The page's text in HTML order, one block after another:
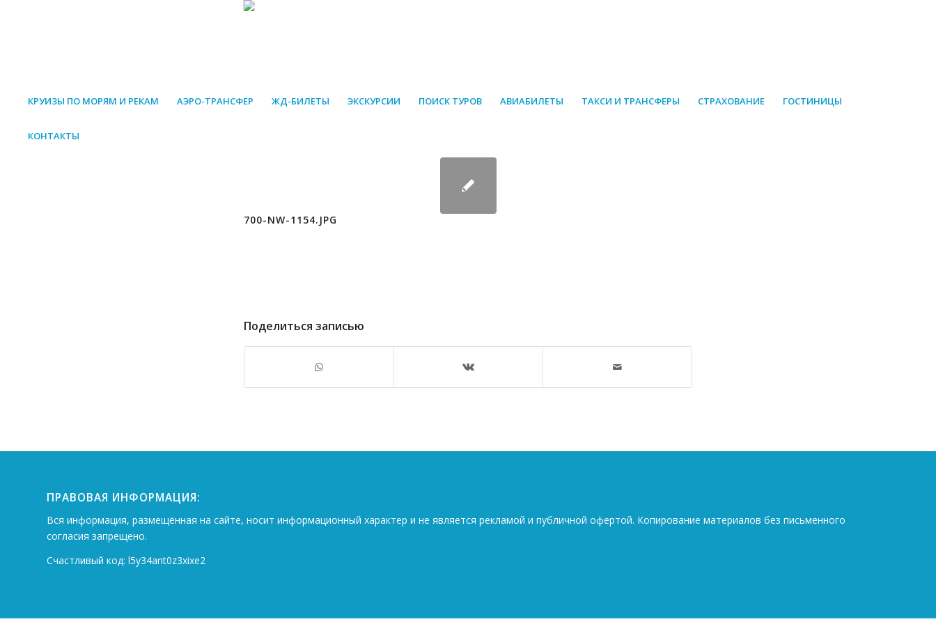
КРУИЗЫ ПО МОРЯМ И РЕКАМ АЭРО-ТРАНСФЕР ЖД-БИЛЕТЫ ЭКСКУРСИИ ПОИСК ТУРОВ АВИАБИЛЕТЫ ТАКСИ И ТРАНСФЕРЫ СТРАХОВАНИЕ ГОСТИНИЦЫ
КОНТАКТЫ
700-NW-1154.JPG
Поделиться записью
ПРАВОВАЯ ИНФОРМАЦИЯ:
Вся информация, размещённая на сайте, носит информационный характер и не является рекламой и публичной офертой. Копирование материалов без письменного
согласия запрещено.
Счастливый код: l5y34ant0z3xixe2